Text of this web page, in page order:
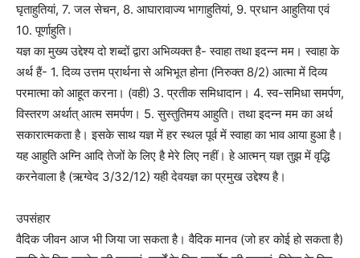
घृताहुतियां, 7. जल सेचन, 8. आघारावाज्य भागाहुतियां, 9. प्रधान आहुतिया एवं
10. पूर्णाहुति।
यज्ञ का मुख्य उद्देश्य दो शब्दों द्वारा अभिव्यक्त है- स्वाहा तथा इदन्न मम। स्वाहा के
अर्थ हैं- 1. दिव्य उत्तम प्रार्थना से अभिभूत होना (निरुक्त 8/2) आत्मा में दिव्य
परमात्मा को आहूत करना। (वही) 3. प्रतीक समिधादान। 4. स्व-समिधा समर्पण,
विस्तरण अर्थात् आत्म समर्पण। 5. सुस्तुतिमय आहुति। तथा इदन्न मम का अर्थ
सकारात्मकता है। इसके साथ यज्ञ में हर स्थल पूर्व में स्वाहा का भाव आया हुआ है।
यह आहुति अग्नि आदि तेजों के लिए है मेरे लिए नहीं। हे आत्मन् यज्ञ तुझ में वृद्धि
करनेवाला है (ऋग्वेद 3/32/12) यही देवयज्ञ का प्रमुख उद्देश्य है।
उपसंहार
वैदिक जीवन आज भी जिया जा सकता है। वैदिक मानव (जो हर कोई हो सकता है)